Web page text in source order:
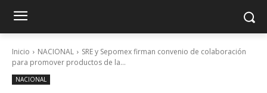
Inicio NACIONAL
SRE y Sepomex firman convenio de colaboración
para promover productos de la...
NACIONAL